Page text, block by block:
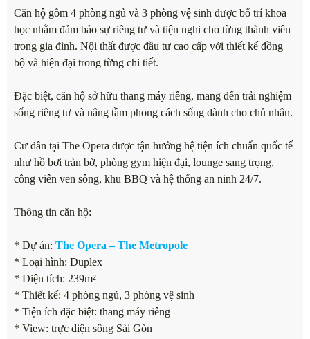
Căn hộ gồm 4 phòng ngủ và 3 phòng vệ sinh được bố trí khoa
học nhằm đảm bảo sự riêng tư và tiện nghi cho từng thành viên
trong gia đình. Nội thất được đầu tư cao cấp với thiết kế đồng
bộ và hiện đại trong từng chi tiết.
Đặc biệt, căn hộ sở hữu thang máy riêng, mang đến trải nghiệm
sống riêng tư và nâng tầm phong cách sống dành cho chủ nhân.
Cư dân tại The Opera được tận hưởng hệ tiện ích chuẩn quốc tế
như hồ bơi tràn bờ, phòng gym hiện đại, lounge sang trọng,
công viên ven sông, khu BBQ và hệ thống an ninh 24/7.
Thông tin căn hộ:
* Dự án: The Opera – The Metropole
* Loại hình: Duplex
* Diện tích: 239m²
* Thiết kế: 4 phòng ngủ, 3 phòng vệ sinh
* Tiện ích đặc biệt: thang máy riêng
* View: trực diện sông Sài Gòn